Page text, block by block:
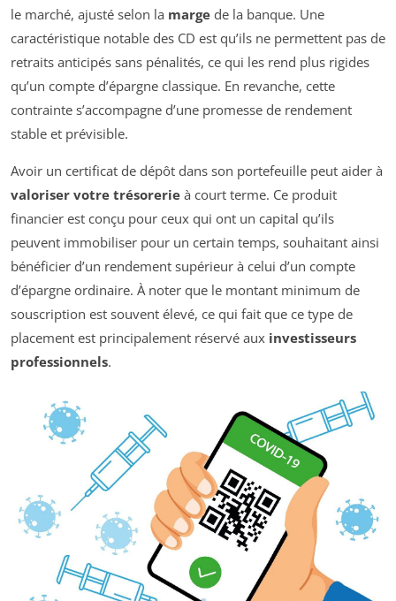
le marché, ajusté selon la marge de la banque. Une
caractéristique notable des CD est qu’ils ne permettent pas de
retraits anticipés sans pénalités, ce qui les rend plus rigides
qu’un compte d’épargne classique. En revanche, cette
contrainte s’accompagne d’une promesse de rendement
stable et prévisible.
Avoir un certificat de dépôt dans son portefeuille peut aider à
valoriser votre trésorerie à court terme. Ce produit
financier est conçu pour ceux qui ont un capital qu’ils
peuvent immobiliser pour un certain temps, souhaitant ainsi
bénéficier d’un rendement supérieur à celui d’un compte
d’épargne ordinaire. À noter que le montant minimum de
souscription est souvent élevé, ce qui fait que ce type de
placement est principalement réservé aux investisseurs
professionnels.